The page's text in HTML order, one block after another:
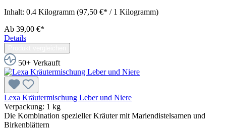
Inhalt: 0.4 Kilogramm (97,50 €* / 1 Kilogramm)
Ab 39,00 €*
Details
50+ Verkauft
Lexa Kräutermischung Leber und Niere
Verpackung: 1 kg
Die Kombination spezieller Kräuter mit Mariendistelsamen und
Birkenblättern